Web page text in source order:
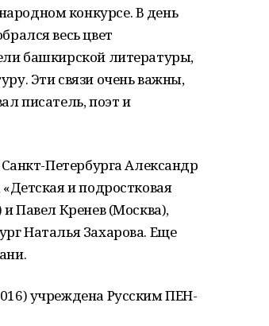
конкурсе. В день
весь цвет
башкирской литературы,
Эти связи очень важны,
писатель, поэт и
Петербурга Александр
и подростковая
Павел Кренев (Москва),
Наталья Захарова. Еще
учреждена Русским ПЕН-